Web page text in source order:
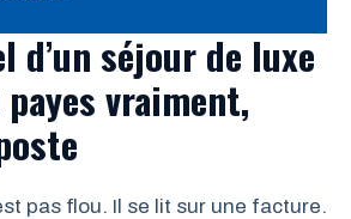
d’un séjour de luxe
vraiment,
pas flou. Il se lit sur une facture.